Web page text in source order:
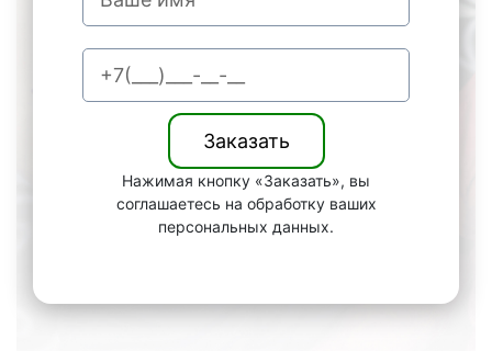
Нажимая кнопку «Заказать», вы
соглашаетесь на обработку ваших
персональных данных.